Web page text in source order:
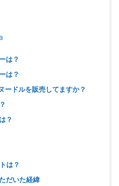
は？
は？
ードルを販売してますか？
？
は？
だいた経緯